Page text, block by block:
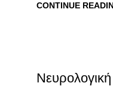
CONTINUE